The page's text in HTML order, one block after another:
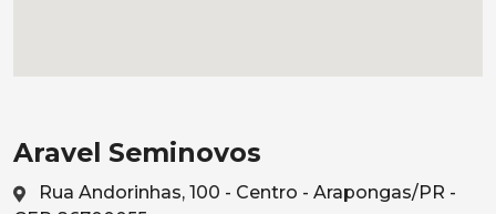
Aravel Seminovos
Rua Andorinhas, 100 - Centro - Arapongas/PR -